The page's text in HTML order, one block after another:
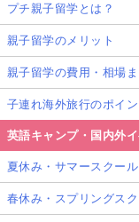
プチ親子留学とは？
親子留学のメリット
親子留学の費用・相場
子連れ海外旅行のポイン
英語キャンプ・国内外
夏休み・サマースクール
春休み・スプリングス